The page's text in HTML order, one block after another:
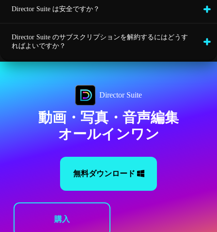
Director Suite は安全ですか？
Director Suite のサブスクリプションを解約するにはどうす
ればよいですか？
Director Suite
動画・写真・音声編集
オールインワン
無料ダウンロード
購入